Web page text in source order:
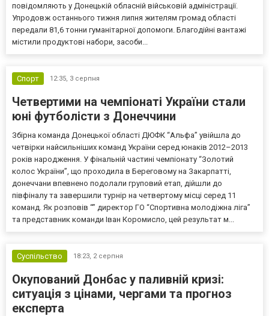
повідомляють у Донецькій обласній військовій адміністрації.
Упродовж останнього тижня липня жителям громад області
передали 81,6 тонни гуманітарної допомоги. Благодійні вантажі
містили продуктові набори, засоби...
Спорт 12:35, 3 серпня
Четвертими на чемпіонаті України стали
юні футболісти з Донеччини
Збірна команда Донецької області ДЮФК “Альфа” увійшла до
четвірки найсильніших команд України серед юнаків 2012–2013
років народження. У фінальній частині чемпіонату “Золотий
колос України”, що проходила в Береговому на Закарпатті,
донеччани впевнено подолали груповий етап, дійшли до
півфіналу та завершили турнір на четвертому місці серед 11
команд. Як розповів “” директор ГО “Спортивна молодіжна ліга”
та представник команди Іван Коромисло, цей результат м...
Суспільство 18:23, 2 серпня
Окупований Донбас у паливній кризі:
ситуація з цінами, чергами та прогноз
експерта